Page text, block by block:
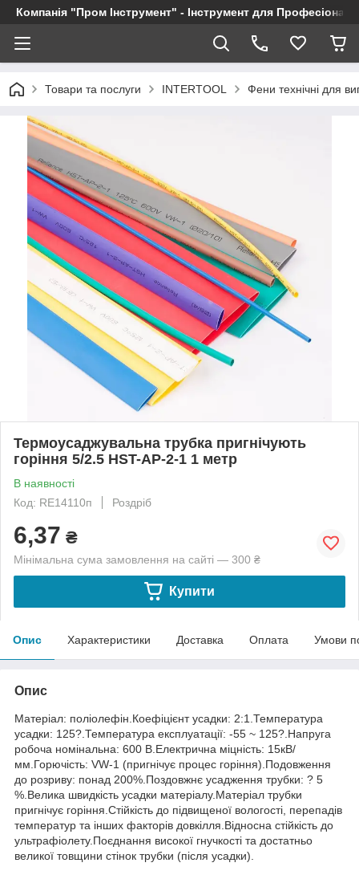
Компанія "Пром Інструмент" - Інструмент для
Товари та послуги INTERTOOL Фени технічні для
Термоусаджувальна трубка пригнічують
горіння 5/2.5 HST-AP-2-1 1 метр
В наявності
Код: RE14110п
Роздріб
6,37 ₴
Мінімальна сума замовлення на сайті — 300 ₴
Купити
Опис Характеристики Доставка Оплата Умови
Опис
Матеріал: поліолефін.Коефіцієнт усадки: 2:1.Температура
усадки: 125?.Температура експлуатації: -55 ~ 125?.Напруга
робоча номінальна: 600 В.Електрична міцність: 15кВ/
мм.Горючість: VW-1 (пригнічує процес горіння).Подовження
до розриву: понад 200%.Поздовжнє усадження трубки: ? 5
%.Велика швидкість усадки матеріалу.Матеріал трубки
пригнічує горіння.Стійкість до підвищеної вологості, перепадів
температур та інших факторів довкілля.Відносна стійкість до
ультрафіолету.Поєднання високої гнучкості та достатньо
великої товщини стінок трубки (після усадки).